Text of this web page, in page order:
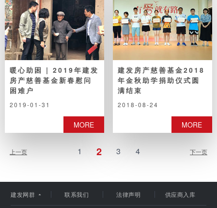
暖心助困 | 2019年建发
房产慈善基金新春慰问
困难户
2019-01-31
MORE
建发房产慈善基金2018
年金秋助学捐助仪式圆
满结束
2018-08-24
MORE
上一页 1 2 3 4 下一页
建发网群 
建发股份
联系我们 法律声明 供应商入库